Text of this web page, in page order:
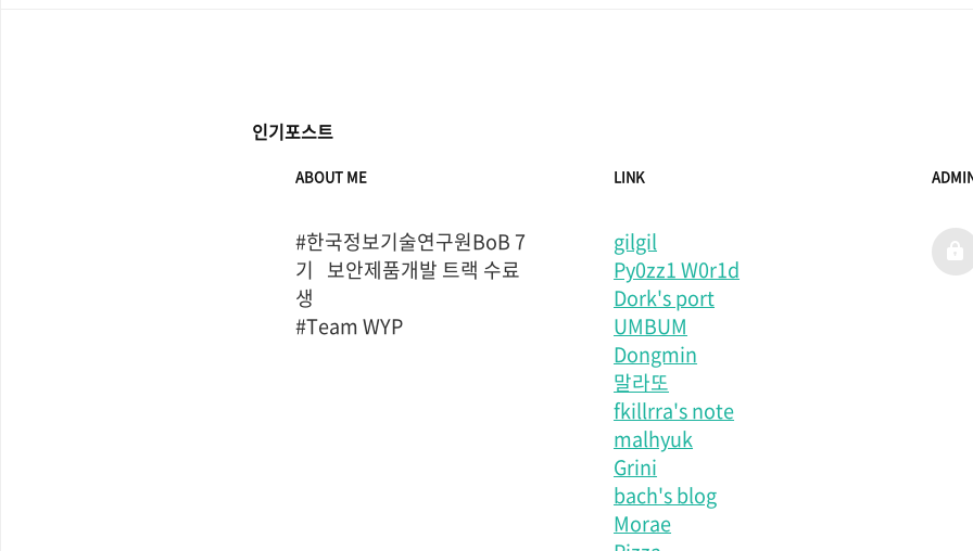
인기포스트
ABOUT ME
#한국정보기술연구원BoB 7
기   보안제품개발 트랙 수료
생
#Team WYP
LINK
gilgil
Py0zz1 W0r1d
Dork's port
UMBUM
Dongmin
말라또
fkillrra's note
malhyuk
Grini
bach's blog
Morae